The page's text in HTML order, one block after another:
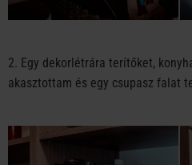
2. Egy dekorlétrára terítőket,
akasztottam és egy csupasz falat